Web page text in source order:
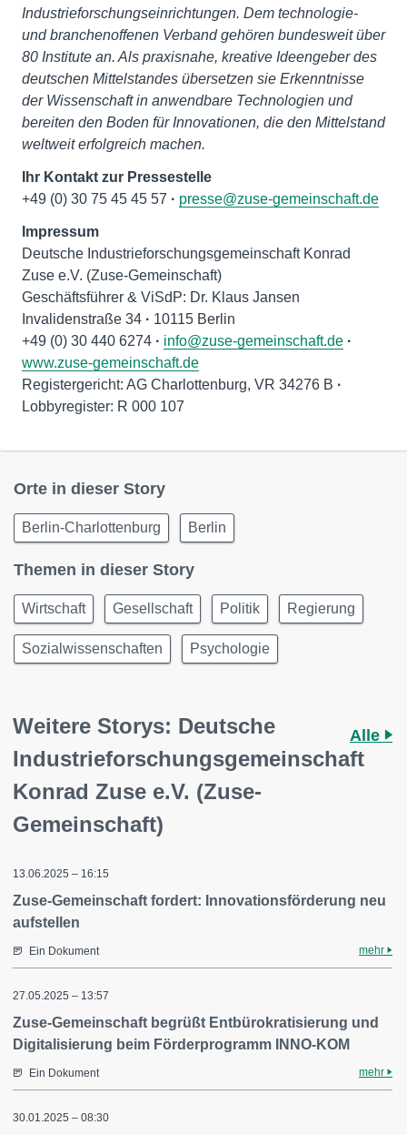
Industrieforschungseinrichtungen. Dem technologie-
und branchenoffenen Verband gehören bundesweit über
80 Institute an. Als praxisnahe, kreative Ideengeber des
deutschen Mittelstandes übersetzen sie Erkenntnisse
der Wissenschaft in anwendbare Technologien und
bereiten den Boden für Innovationen, die den Mittelstand
weltweit erfolgreich machen.
Ihr Kontakt zur Pressestelle
+49 (0) 30 75 45 45 57 · presse@zuse-gemeinschaft.de
Impressum
Deutsche Industrieforschungsgemeinschaft Konrad
Zuse e.V. (Zuse-Gemeinschaft)
Geschäftsführer & ViSdP: Dr. Klaus Jansen
Invalidenstraße 34 · 10115 Berlin
+49 (0) 30 440 6274 · info@zuse-gemeinschaft.de ·
www.zuse-gemeinschaft.de
Registergericht: AG Charlottenburg, VR 34276 B ·
Lobbyregister: R 000 107
Orte in dieser Story
Berlin-Charlottenburg Berlin
Themen in dieser Story
Wirtschaft Gesellschaft Politik Regierung
Sozialwissenschaften Psychologie
Weitere Storys: Deutsche
Industrieforschungsgemeinschaft
Konrad Zuse e.V. (Zuse-
Gemeinschaft)
Alle
13.06.2025 – 16:15
Zuse-Gemeinschaft fordert: Innovationsförderung neu
aufstellen
Ein Dokument mehr
27.05.2025 – 13:57
Zuse-Gemeinschaft begrüßt Entbürokratisierung und
Digitalisierung beim Förderprogramm INNO-KOM
Ein Dokument mehr
30.01.2025 – 08:30